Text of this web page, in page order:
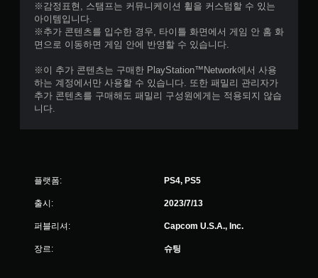
※감정표현, 스탬프는 커뮤니케이션 휠을 커스텀할 수 있는
아이템입니다.
※추가 콘텐츠를 입수한 경우, 타이틀 화면에서 게임 안 홈 화
면으로 이동하면 게임 안에 반영할 수 있습니다.
※이 추가 콘텐츠는 구매한 PlayStation™Network에서 사용
하는 계정에서만 사용할 수 있습니다. 또한 패밀리 관리자가
추가 콘텐츠를 구매해도 패밀리 구성원에게는 적용되지 않습
니다.
플랫폼: PS4, PS5
출시: 2023/7/13
퍼블리셔: Capcom U.S.A., Inc.
장르: 슈팅